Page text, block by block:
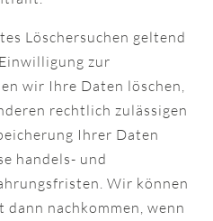
Löschersuchen geltend
zur
wir Ihre Daten löschen,
rechtlich zulässigen
Ihrer Daten
handels- und
Wir können
dann nachkommen, wenn